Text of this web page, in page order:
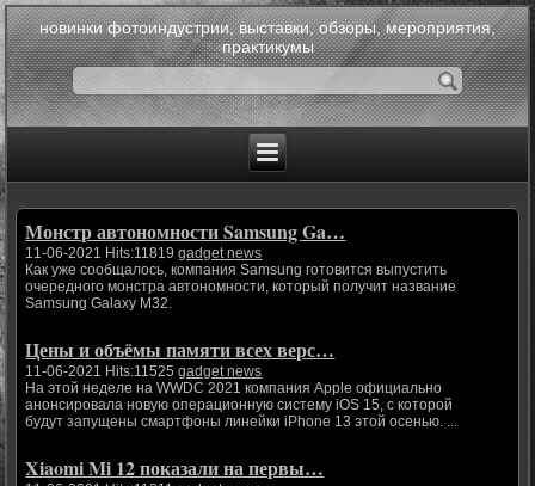
новинки фотоиндустрии, выставки, обзоры, мероприятия,
практикумы
Монстр автономности Samsung Ga…
11-06-2021 Hits:11819gadget news
Как уже сообщалось, компания Samsung готовится выпустить
очередного монстра автономности, который получит название
Samsung Galaxy M32.
Цены и объёмы памяти всех верс…
11-06-2021 Hits:11525gadget news
На этой неделе на WWDC 2021 компания Apple официально
анонсировала новую операционную систему iOS 15, с которой
будут запущены смартфоны линейки iPhone 13 этой осенью. ...
Xiaomi Mi 12 показали на первы…